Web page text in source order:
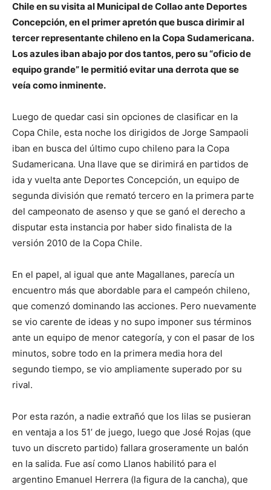
Chile en su visita al Municipal de Collao ante Deportes
Concepción, en el primer apretón que busca dirimir al
tercer representante chileno en la Copa Sudamericana.
Los azules iban abajo por dos tantos, pero su “oficio de
equipo grande” le permitió evitar una derrota que se
veía como inminente.
Luego de quedar casi sin opciones de clasificar en la
Copa Chile, esta noche los dirigidos de Jorge Sampaoli
iban en busca del último cupo chileno para la Copa
Sudamericana. Una llave que se dirimirá en partidos de
ida y vuelta ante Deportes Concepción, un equipo de
segunda división que remató tercero en la primera parte
del campeonato de asenso y que se ganó el derecho a
disputar esta instancia por haber sido finalista de la
versión 2010 de la Copa Chile.
En el papel, al igual que ante Magallanes, parecía un
encuentro más que abordable para el campeón chileno,
que comenzó dominando las acciones. Pero nuevamente
se vio carente de ideas y no supo imponer sus términos
ante un equipo de menor categoría, y con el pasar de los
minutos, sobre todo en la primera media hora del
segundo tiempo, se vio ampliamente superado por su
rival.
Por esta razón, a nadie extrañó que los lilas se pusieran
en ventaja a los 51’ de juego, luego que José Rojas (que
tuvo un discreto partido) fallara groseramente un balón
en la salida. Fue así como Llanos habilitó para el
argentino Emanuel Herrera (la figura de la cancha), que